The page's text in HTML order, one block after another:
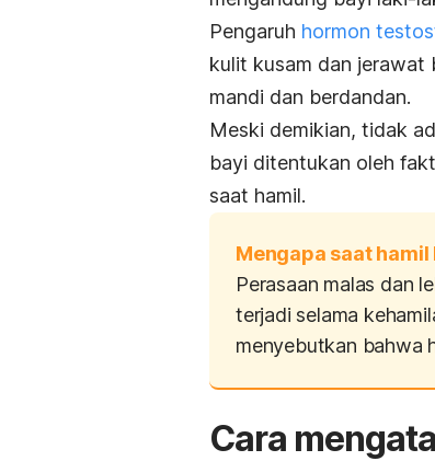
Pengaruh hormon
kulit kusam dan jerawat
mandi dan berdandan.
Meski demikian, tidak
bayi ditentukan oleh
saat hamil.
Mengapa saat
Perasaan malas dan
terjadi selama
menyebutkan bahwa
Cara